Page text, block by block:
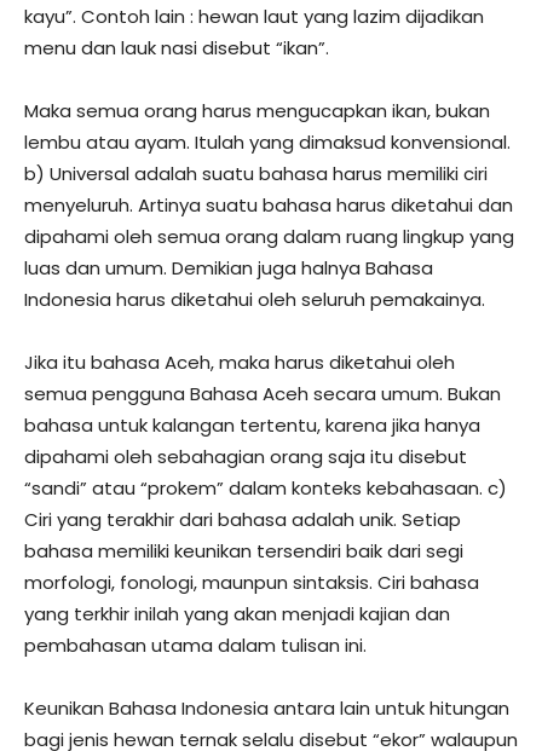
kayu”. Contoh lain : hewan laut yang lazim dijadikan
menu dan lauk nasi disebut “ikan”.
Maka semua orang harus mengucapkan ikan, bukan
lembu atau ayam. Itulah yang dimaksud konvensional.
b) Universal adalah suatu bahasa harus memiliki ciri
menyeluruh. Artinya suatu bahasa harus diketahui dan
dipahami oleh semua orang dalam ruang lingkup yang
luas dan umum. Demikian juga halnya Bahasa
Indonesia harus diketahui oleh seluruh pemakainya.
Jika itu bahasa Aceh, maka harus diketahui oleh
semua pengguna Bahasa Aceh secara umum. Bukan
bahasa untuk kalangan tertentu, karena jika hanya
dipahami oleh sebahagian orang saja itu disebut
“sandi” atau “prokem” dalam konteks kebahasaan. c)
Ciri yang terakhir dari bahasa adalah unik. Setiap
bahasa memiliki keunikan tersendiri baik dari segi
morfologi, fonologi, maunpun sintaksis. Ciri bahasa
yang terkhir inilah yang akan menjadi kajian dan
pembahasan utama dalam tulisan ini.
Keunikan Bahasa Indonesia antara lain untuk hitungan
bagi jenis hewan ternak selalu disebut “ekor” walaupun